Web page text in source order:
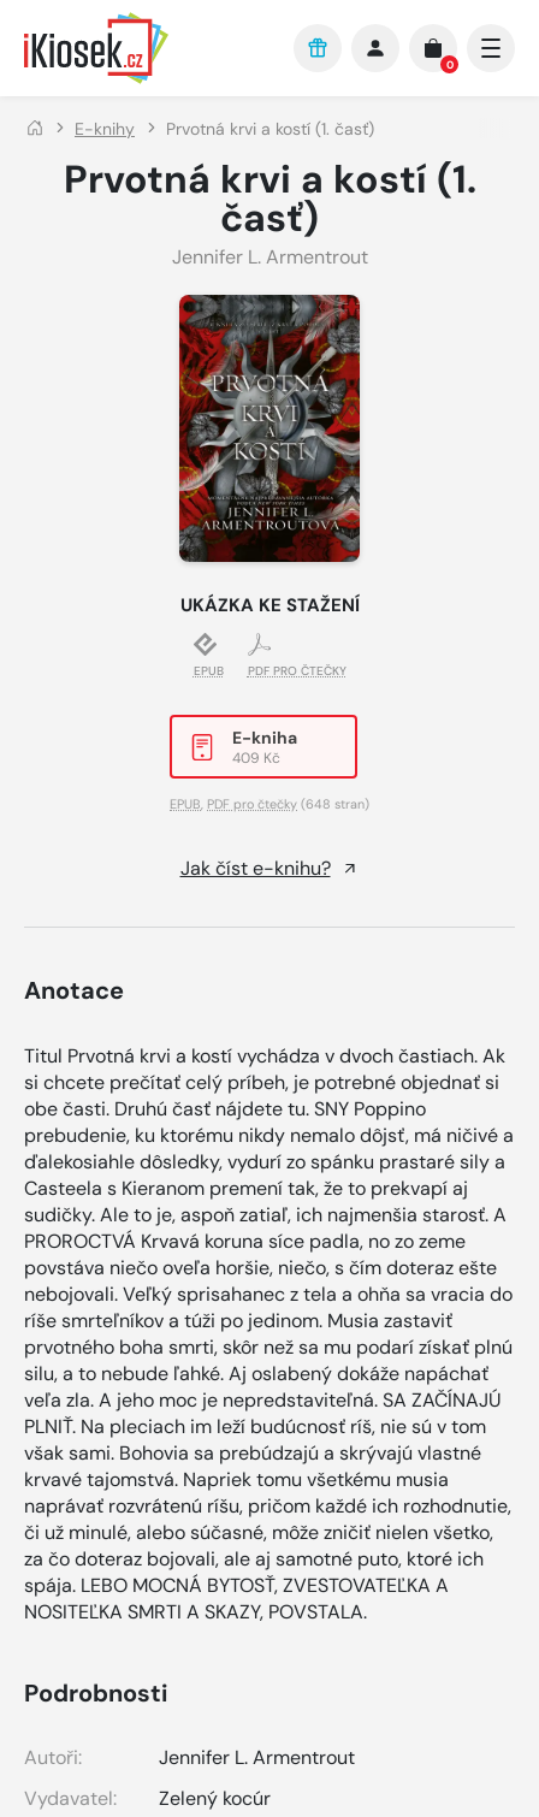
Přejít na hlavní obsah
0
E-knihy Prvotná krvi a kostí (1. časť)
Prvotná krvi a kostí (1.
časť)
Jennifer L. Armentrout
UKÁZKA KE STAŽENÍ
EPUB PDF PRO ČTEČKY
E-kniha
409 Kč
EPUB, PDF pro čtečky (648 stran)
Jak číst e-knihu?
Anotace
Titul Prvotná krvi a kostí vychádza v dvoch častiach. Ak
si chcete prečítať celý príbeh, je potrebné objednať si
obe časti. Druhú časť nájdete tu. SNY Poppino
prebudenie, ku ktorému nikdy nemalo dôjsť, má ničivé a
ďalekosiahle dôsledky, vydurí zo spánku prastaré sily a
Casteela s Kieranom premení tak, že to prekvapí aj
sudičky. Ale to je, aspoň zatiaľ, ich najmenšia starosť. A
PROROCTVÁ Krvavá koruna síce padla, no zo zeme
povstáva niečo oveľa horšie, niečo, s čím doteraz ešte
nebojovali. Veľký sprisahanec z tela a ohňa sa vracia do
ríše smrteľníkov a túži po jedinom. Musia zastaviť
prvotného boha smrti, skôr než sa mu podarí získať plnú
silu, a to nebude ľahké. Aj oslabený dokáže napáchať
veľa zla. A jeho moc je nepredstaviteľná. SA ZAČÍNAJÚ
PLNIŤ. Na pleciach im leží budúcnosť ríš, nie sú v tom
však sami. Bohovia sa prebúdzajú a skrývajú vlastné
krvavé tajomstvá. Napriek tomu všetkému musia
naprávať rozvrátenú ríšu, pričom každé ich rozhodnutie,
či už minulé, alebo súčasné, môže zničiť nielen všetko,
za čo doteraz bojovali, ale aj samotné puto, ktoré ich
spája. LEBO MOCNÁ BYTOSŤ, ZVESTOVATEĽKA A
NOSITEĽKA SMRTI A SKAZY, POVSTALA.
Podrobnosti
Autoři:
Jennifer L. Armentrout
Vydavatel:
Zelený kocúr